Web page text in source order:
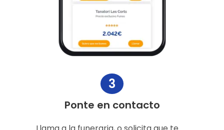
3
Ponte en contacto